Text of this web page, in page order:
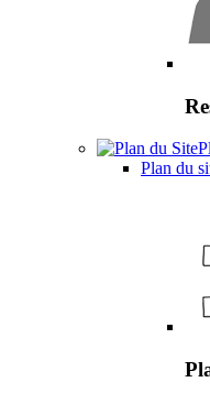
Plan du